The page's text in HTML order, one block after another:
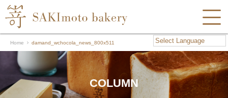
Home damand_wchocola_news_800x511
COLUMN